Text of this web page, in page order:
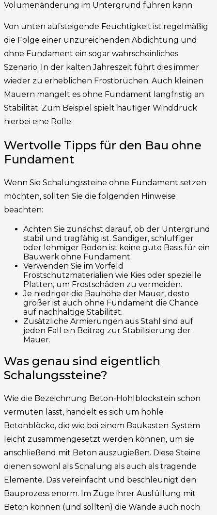
Volumenänderung im Untergrund führen kann.
Von unten aufsteigende Feuchtigkeit ist regelmäßig
die Folge einer unzureichenden Abdichtung und
ohne Fundament ein sogar wahrscheinliches
Szenario. In der kalten Jahreszeit führt dies immer
wieder zu erheblichen Frostbrüchen. Auch kleinen
Mauern mangelt es ohne Fundament langfristig an
Stabilität. Zum Beispiel spielt häufiger Winddruck
hierbei eine Rolle.
Wertvolle Tipps für den Bau ohne
Fundament
Wenn Sie Schalungssteine ohne Fundament setzen
möchten, sollten Sie die folgenden Hinweise
beachten:
Achten Sie zunächst darauf, ob der Untergrund
stabil und tragfähig ist. Sandiger, schluffiger
oder lehmiger Boden ist keine gute Basis für ein
Bauwerk ohne Fundament.
Verwenden Sie im Vorfeld
Frostschutzmaterialien wie Kies oder spezielle
Platten, um Frostschäden zu vermeiden.
Je niedriger die Bauhöhe der Mauer, desto
größer ist auch ohne Fundament die Chance
auf nachhaltige Stabilität.
Zusätzliche Armierungen aus Stahl sind auf
jeden Fall ein Beitrag zur Stabilisierung der
Mauer.
Was genau sind eigentlich
Schalungssteine?
Wie die Bezeichnung Beton-Hohlblockstein schon
vermuten lässt, handelt es sich um hohle
Betonblöcke, die wie bei einem Baukasten-System
leicht zusammengesetzt werden können, um sie
anschließend mit Beton auszugießen. Diese Steine
dienen sowohl als Schalung als auch als tragende
Elemente. Das vereinfacht und beschleunigt den
Bauprozess enorm. Im Zuge ihrer Ausfüllung mit
Beton können (und sollten) die Wände auch noch